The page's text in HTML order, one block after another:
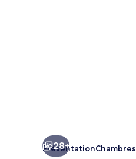
28+
PrésentationChambres